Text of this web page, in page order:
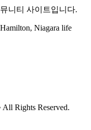
니티 사이트입니다.
Niagara life
All Rights Reserved.